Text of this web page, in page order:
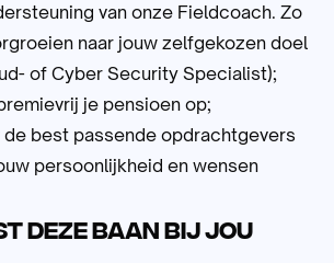
van onze Fieldcoach. Zo
naar jouw zelfgekozen doel
of Cyber Security Specialist);
je pensioen op;
de best passende opdrachtgevers
persoonlijkheid en wensen
deze baan bij jou